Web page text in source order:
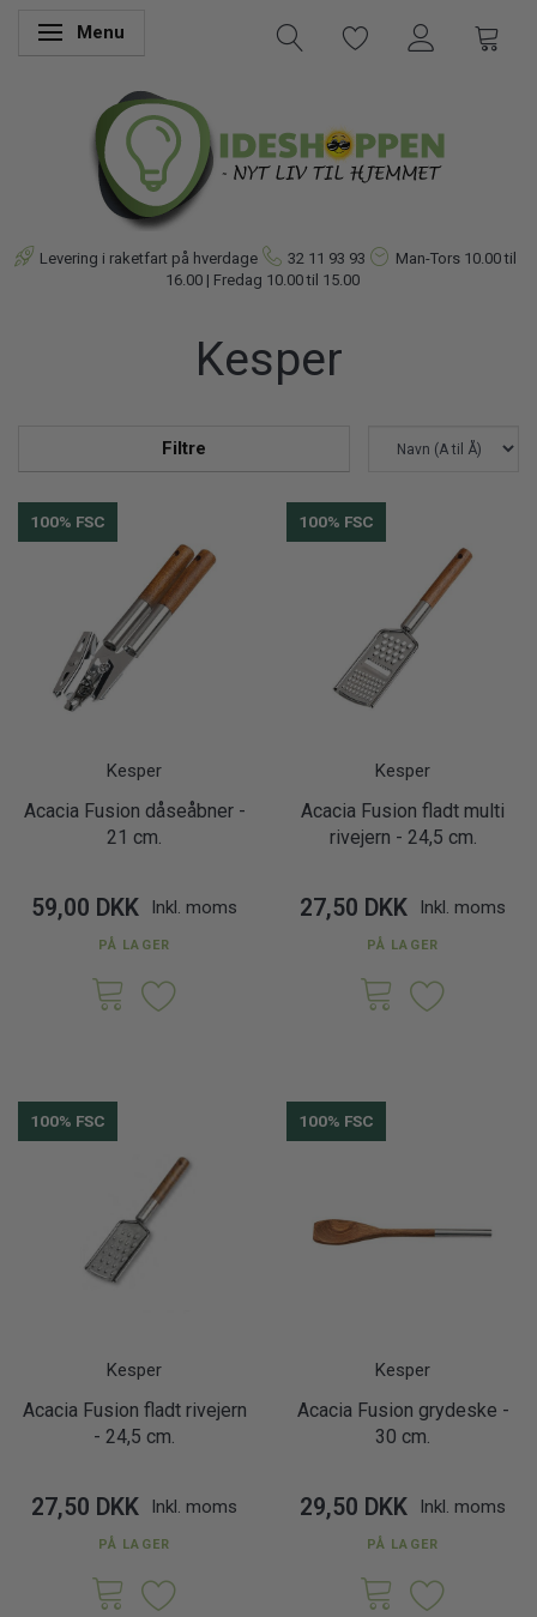
Skifte navigation
Menu
Levering i raketfart på hverdage 32 11 93 93 Man-Tors 10.00 til
16.00 | Fredag 10.00 til 15.00
Kesper
Filtre
100% FSC
Kesper
Acacia Fusion dåseåbner -
21 cm.
59,00 DKK Inkl. moms
PÅ LAGER
100% FSC
Kesper
Acacia Fusion fladt multi
rivejern - 24,5 cm.
27,50 DKK Inkl. moms
PÅ LAGER
100% FSC
Kesper
Acacia Fusion fladt rivejern
- 24,5 cm.
27,50 DKK Inkl. moms
PÅ LAGER
100% FSC
Kesper
Acacia Fusion grydeske -
30 cm.
29,50 DKK Inkl. moms
PÅ LAGER